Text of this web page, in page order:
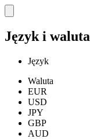
Język i waluta
Język
Waluta
EUR
USD
JPY
GBP
AUD